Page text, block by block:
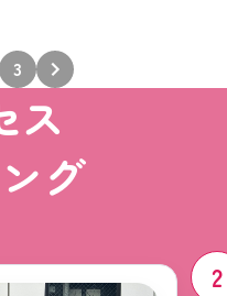
3
ス
グ
2